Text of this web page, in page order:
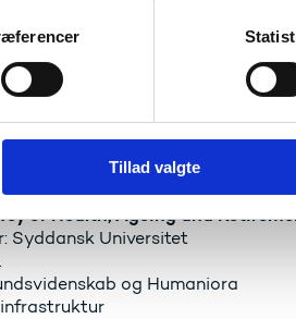
Tillad valgte
Crystal X-ray Diffraction
Aarhus Universitet
of Health, Ageing and
Syddansk Universitet
og Humaniora